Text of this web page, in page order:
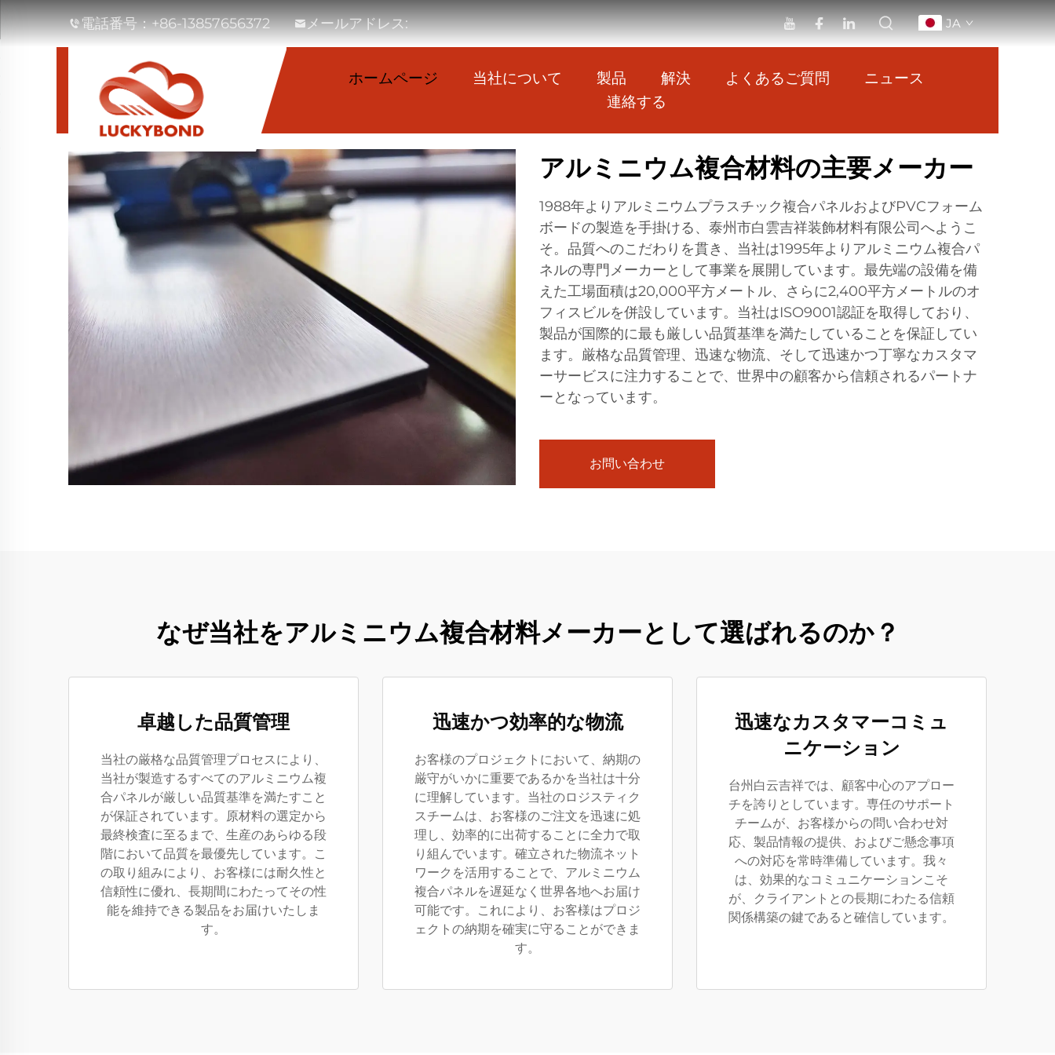
電話番号：+86-13857656372 メールアドレス: JA
ホームページ 当社について 製品 解決 よくあるご質問
ニュース
連絡する
アルミニウム複合材料の主要メーカー
1988年よりアルミニウムプラスチック複合パネルおよびPVCフォーム
ボードの製造を手掛ける、泰州市白雲吉祥装飾材料有限公司へようこ
そ。品質へのこだわりを貫き、当社は1995年よりアルミニウム複合パ
ネルの専門メーカーとして事業を展開しています。最先端の設備を備
えた工場面積は20,000平方メートル、さらに2,400平方メートルのオ
フィスビルを併設しています。当社はISO9001認証を取得しており、
製品が国際的に最も厳しい品質基準を満たしていることを保証してい
ます。厳格な品質管理、迅速な物流、そして迅速かつ丁寧なカスタマ
ーサービスに注力することで、世界中の顧客から信頼されるパートナ
ーとなっています。
お問い合わせ
なぜ当社をアルミニウム複合材料メーカーとして選ばれるのか？
卓越した品質管理
当社の厳格な品質管理プロセスにより、
当社が製造するすべてのアルミニウム複
合パネルが厳しい品質基準を満たすこと
が保証されています。原材料の選定から
最終検査に至るまで、生産のあらゆる段
階において品質を最優先しています。こ
の取り組みにより、お客様には耐久性と
信頼性に優れ、長期間にわたってその性
能を維持できる製品をお届けいたしま
す。
迅速かつ効率的な物流
お客様のプロジェクトにおいて、納期の
厳守がいかに重要であるかを当社は十分
に理解しています。当社のロジスティク
スチームは、お客様のご注文を迅速に処
理し、効率的に出荷することに全力で取
り組んでいます。確立された物流ネット
ワークを活用することで、アルミニウム
複合パネルを遅延なく世界各地へお届け
可能です。これにより、お客様はプロジ
ェクトの納期を確実に守ることができま
す。
迅速なカスタマーコミュ
ニケーション
台州白云吉祥では、顧客中心のアプロー
チを誇りとしています。専任のサポート
チームが、お客様からの問い合わせ対
応、製品情報の提供、およびご懸念事項
への対応を常時準備しています。我々
は、効果的なコミュニケーションこそ
が、クライアントとの長期にわたる信頼
関係構築の鍵であると確信しています。